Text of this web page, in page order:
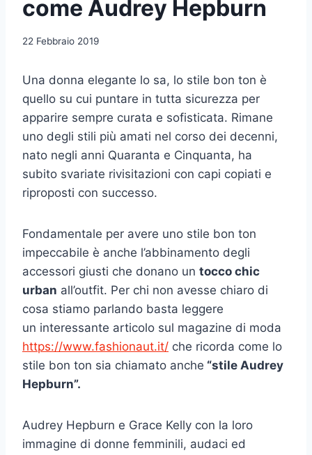
come Audrey Hepburn
22 Febbraio 2019
Una donna elegante lo sa, lo stile bon ton è
quello su cui puntare in tutta sicurezza per
apparire sempre curata e sofisticata. Rimane
uno degli stili più amati nel corso dei decenni,
nato negli anni Quaranta e Cinquanta, ha
subito svariate rivisitazioni con capi copiati e
riproposti con successo.
Fondamentale per avere uno stile bon ton
impeccabile è anche l’abbinamento degli
accessori giusti che donano un tocco chic
urban all’outfit. Per chi non avesse chiaro di
cosa stiamo parlando basta leggere
un interessante articolo sul magazine di moda
https://www.fashionaut.it/ che ricorda come lo
stile bon ton sia chiamato anche “stile Audrey
Hepburn”.
Audrey Hepburn e Grace Kelly con la loro
immagine di donne femminili, audaci ed